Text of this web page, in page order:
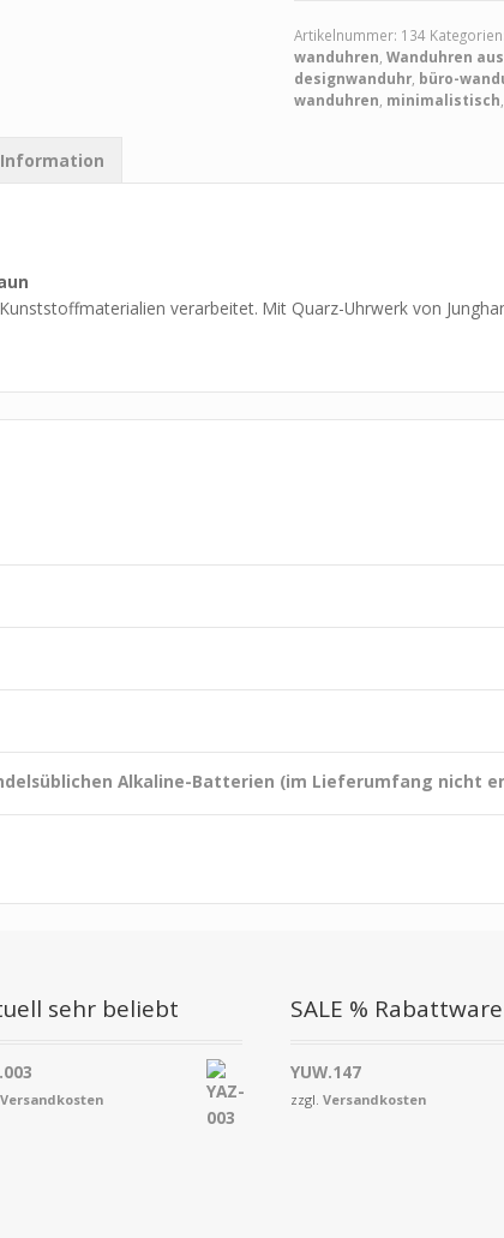
Artikelnummer: 134 Kategorien:
wanduhren, Wanduhren
designwanduhr, büro-
wanduhren, minimalistisch,
verarbeitet. Mit Quarz-Uhrwerk von
Alkaline-Batterien (im Lieferumfang nicht
sehr beliebt
Versandkosten
SALE % Rabattware
YUW.147
zzgl. Versandkosten